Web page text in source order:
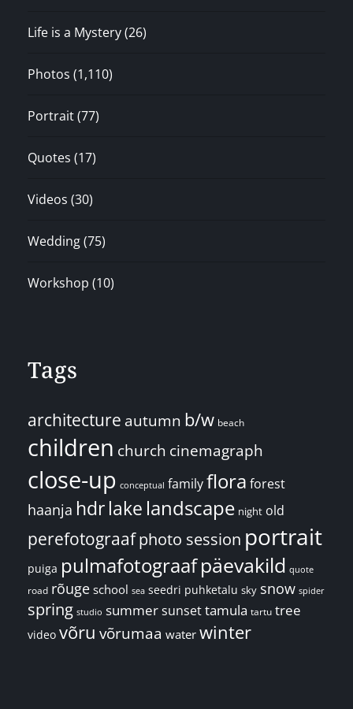
Life is a Mystery(26)
Photos (1,110)
Portrait(77)
Quotes (17)
Videos (30)
Wedding(75)
Workshop (10)
Tags
architecture autumn b/w beach
children church cinemagraph
close-up conceptual familyflora forest
haanja hdrlake landscape night old
perefotograafphoto session portrait
puiga pulmafotograafpäevakild quote
road rõuge school sea seedri puhketalu sky snow spider
spring studio summersunsettamula tartu tree
video võru võrumaa water winter